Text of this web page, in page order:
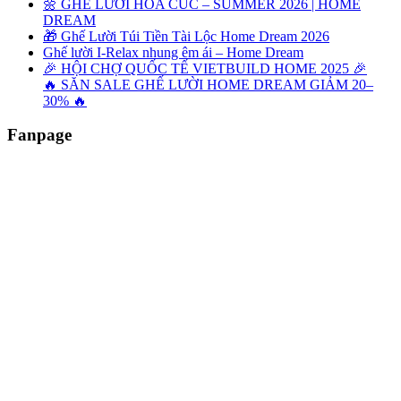
🌼 GHẾ LƯỜI HOA CÚC – SUMMER 2026 | HOME
DREAM
🎁 Ghế Lười Túi Tiền Tài Lộc Home Dream 2026
Ghế lười I-Relax nhung êm ái – Home Dream
🎉 HỘI CHỢ QUỐC TẾ VIETBUILD HOME 2025 🎉
🔥 SĂN SALE GHẾ LƯỜI HOME DREAM GIẢM 20–
30% 🔥
Fanpage